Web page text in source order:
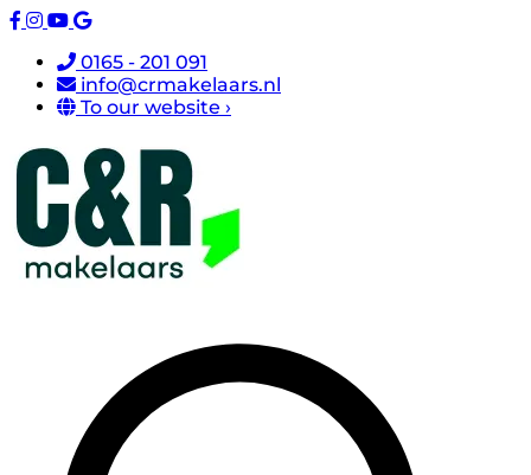
0165 - 201 091
info@crmakelaars.nl
To our website ›